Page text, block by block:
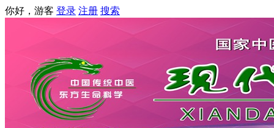
你好，游客 登录 注册 搜索